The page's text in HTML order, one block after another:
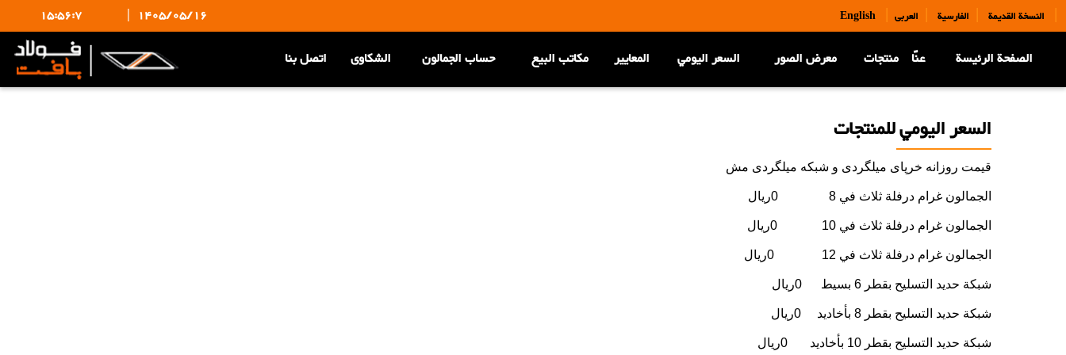
English| النسخة القديمة | الفارسية | العربی |
1405/05/16
|
15:56:7
الصفحة الرئيسة عنّا منتجات معرض الصور السعر اليومي المعاییر مكاتب البيع حساب الجمالون الشکاوی اتصل بنا
السعر اليومي للمنتجات
قیمت روزانه خرپای میلگردی و شبکه میلگردی مش
الجمالون غرام درفلة ثلاث في 8 0ریال
الجمالون غرام درفلة ثلاث في 10 0ریال
الجمالون غرام درفلة ثلاث في 12 0ریال
شبكة حديد التسليح بقطر 6 بسيط 0ریال
شبكة حديد التسليح بقطر 8 بأخاديد 0ریال
شبكة حديد التسليح بقطر 10 بأخاديد 0ریال